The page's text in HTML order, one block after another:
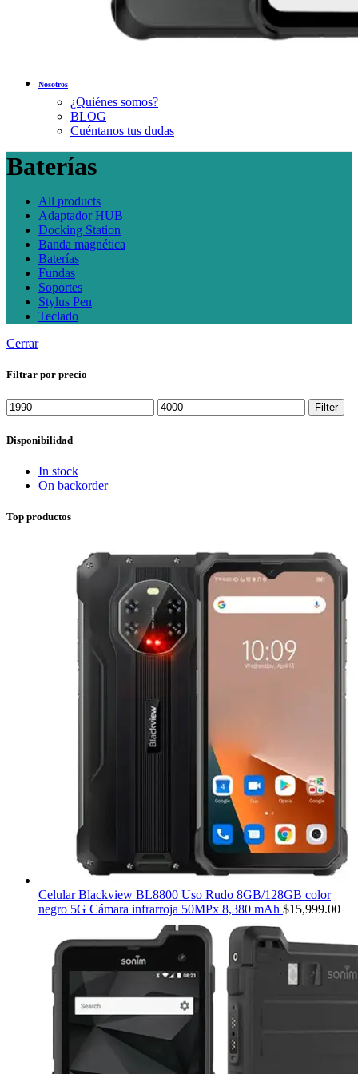
Nosotros
¿Quiénes somos?
BLOG
Cuéntanos tus dudas
Baterías
All products
Adaptador HUB
Docking Station
Banda magnética
Baterías
Fundas
Soportes
Stylus Pen
Teclado
Cerrar
Filtrar por precio
Min
price
Max
price
Filter
Disponibilidad
In stock
On backorder
Top productos
Celular Blackview BL8800 Uso Rudo 8GB/128GB color
negro 5G Cámara infrarroja 50MPx 8,380 mAh $15,999.00